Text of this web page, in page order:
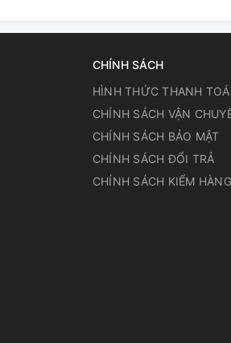
CHÍNH SÁCH
HÌNH THỨC THANH
CHÍNH SÁCH VẬN
CHÍNH SÁCH BẢO MẬT
CHÍNH SÁCH ĐỔI TRẢ
CHÍNH SÁCH KIỂM HÀNG